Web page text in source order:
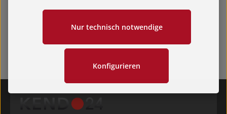
Nur technisch notwendige
Konfigurieren